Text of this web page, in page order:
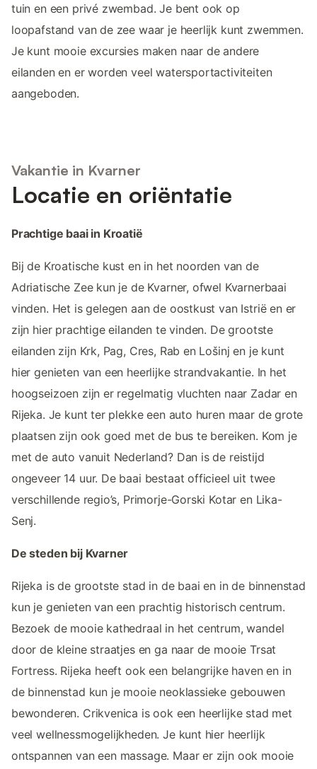
tuin en een privé zwembad. Je bent ook op
loopafstand van de zee waar je heerlijk kunt zwemmen.
Je kunt mooie excursies maken naar de andere
eilanden en er worden veel watersportactiviteiten
aangeboden.
Vakantie in Kvarner
Locatie en oriëntatie
Prachtige baai in Kroatië
Bij de Kroatische kust en in het noorden van de
Adriatische Zee kun je de Kvarner, ofwel Kvarnerbaai
vinden. Het is gelegen aan de oostkust van Istrië en er
zijn hier prachtige eilanden te vinden. De grootste
eilanden zijn Krk, Pag, Cres, Rab en Lošinj en je kunt
hier genieten van een heerlijke strandvakantie. In het
hoogseizoen zijn er regelmatig vluchten naar Zadar en
Rijeka. Je kunt ter plekke een auto huren maar de grote
plaatsen zijn ook goed met de bus te bereiken. Kom je
met de auto vanuit Nederland? Dan is de reistijd
ongeveer 14 uur. De baai bestaat officieel uit twee
verschillende regio’s, Primorje-Gorski Kotar en Lika-
Senj.
De steden bij Kvarner
Rijeka is de grootste stad in de baai en in de binnenstad
kun je genieten van een prachtig historisch centrum.
Bezoek de mooie kathedraal in het centrum, wandel
door de kleine straatjes en ga naar de mooie Trsat
Fortress. Rijeka heeft ook een belangrijke haven en in
de binnenstad kun je mooie neoklassieke gebouwen
bewonderen. Crikvenica is ook een heerlijke stad met
veel wellnessmogelijkheden. Je kunt hier heerlijk
ontspannen van een massage. Maar er zijn ook mooie